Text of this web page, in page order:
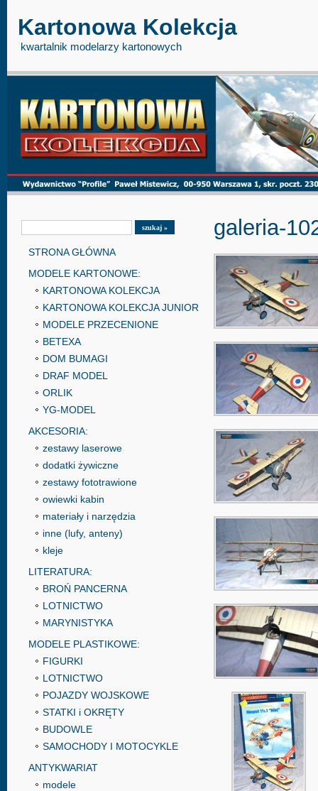
Kartonowa Kolekcja
kwartalnik modelarzy kartonowych
STRONA GŁÓWNA
MODELE KARTONOWE:
KARTONOWA KOLEKCJA
KARTONOWA KOLEKCJA JUNIOR
MODELE PRZECENIONE
BETEXA
DOM BUMAGI
DRAF MODEL
ORLIK
YG-MODEL
AKCESORIA:
zestawy laserowe
dodatki żywiczne
zestawy fototrawione
owiewki kabin
materiały i narzędzia
inne (lufy, anteny)
kleje
LITERATURA:
BROŃ PANCERNA
LOTNICTWO
MARYNISTYKA
MODELE PLASTIKOWE:
FIGURKI
LOTNICTWO
POJAZDY WOJSKOWE
STATKI i OKRĘTY
BUDOWLE
SAMOCHODY I MOTOCYKLE
ANTYKWARIAT
modele
galeria-